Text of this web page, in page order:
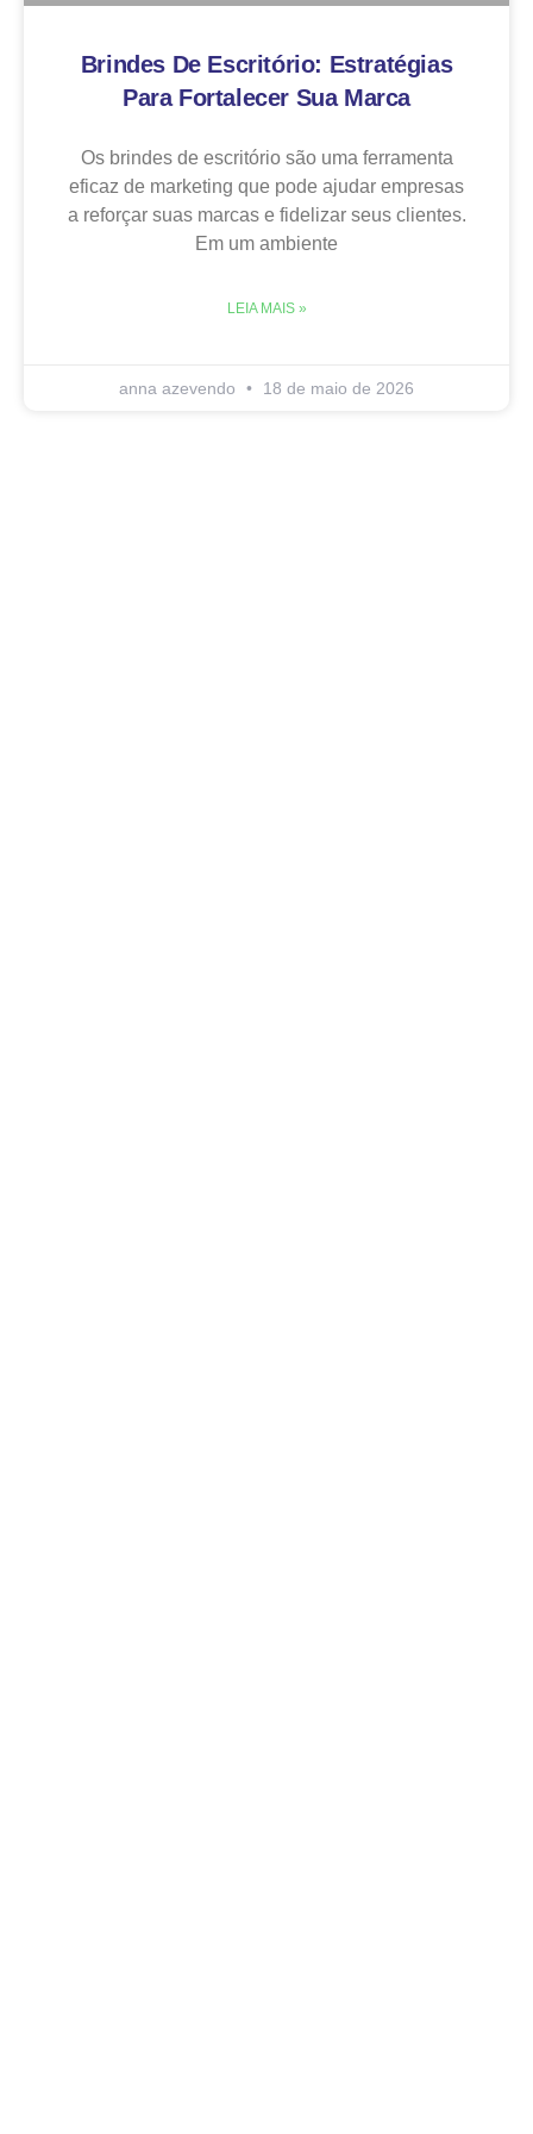
Brindes De Escritório: Estratégias
Para Fortalecer Sua Marca
Os brindes de escritório são uma ferramenta
eficaz de marketing que pode ajudar empresas
a reforçar suas marcas e fidelizar seus clientes.
Em um ambiente
LEIA MAIS »
anna azevendo 18 de maio de 2026